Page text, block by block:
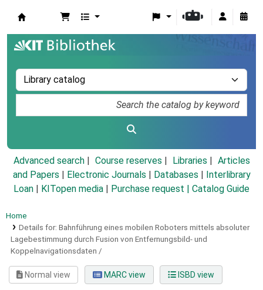
Advanced search Course reserves Libraries
Articles
and Papers
Electronic Journals Databases
Interlibrary
Loan
KITopen media Purchase request | Catalog Guide
Home
Details for: Bahnführung eines mobilen Roboters mittels absoluter
Lagebestimmung durch Fusion von Entfernungsbild- und
Koppelnavigationsdaten /
Normal view MARC view ISBD view